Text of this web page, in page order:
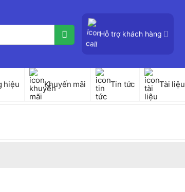
Hỗ trợ khách hàng
hiệu Khuyến mãi Tin tức Tài liệu